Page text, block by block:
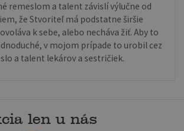
remeslom a talent závislí výlučne od
že Stvoriteľ má podstatne širšie
k sebe, alebo necháva žiť. Aby to
v mojom prípade to urobil cez
a talent lekárov a sestričiek.
len u nás